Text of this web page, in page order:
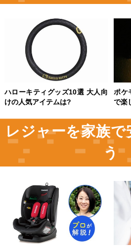
ハローキティグッズ10選 大人向
けの人気アイテムは?
ポケ
で楽
レジャーを家族で
う